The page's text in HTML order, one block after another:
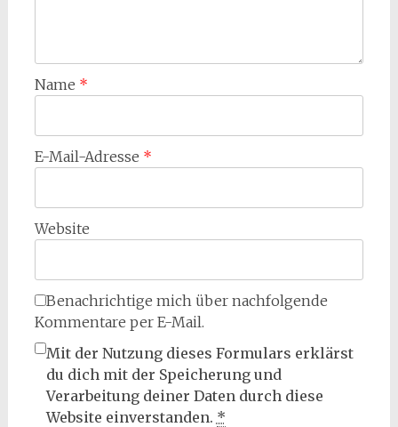
Name *
E-Mail-Adresse *
Website
Benachrichtige mich über nachfolgende
Kommentare per E-Mail.
Mit der Nutzung dieses Formulars erklärst
du dich mit der Speicherung und
Verarbeitung deiner Daten durch diese
Website einverstanden. *